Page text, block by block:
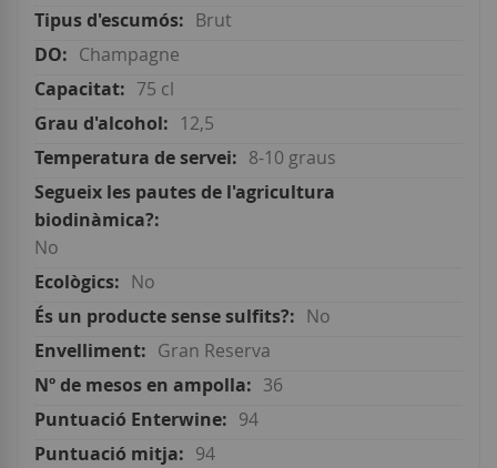
Brut
Champagne
75 cl
12,5
8-10 graus
No
No
No
Gran Reserva
36
94
94